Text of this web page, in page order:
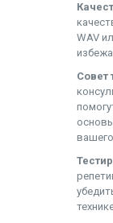
WAV
Совет